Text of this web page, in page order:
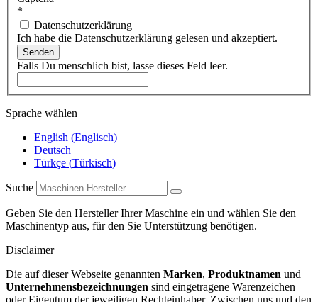
*
Datenschutzerklärung
Ich habe die Datenschutzerklärung gelesen und akzeptiert.
Senden
Falls Du menschlich bist, lasse dieses Feld leer.
Sprache wählen
English (Englisch)
Deutsch
Türkçe (Türkisch)
Suche
Geben Sie den Hersteller Ihrer Maschine ein und wählen Sie den
Maschinentyp aus, für den Sie Unterstützung benötigen.
Disclaimer
Die auf dieser Webseite genannten Marken, Produktnamen und
Unternehmensbezeichnungen sind eingetragene Warenzeichen
oder Eigentum der jeweiligen Rechteinhaber. Zwischen uns und den